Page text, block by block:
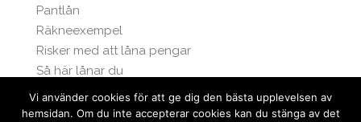
Pantlån
Räkneexempel
Risker med att låna pengar
Så här lånar du
Smslån utan ränta
Vi använder cookies för att ge dig den bästa upplevelsen av
hemsidan. Om du inte accepterar cookies kan du stänga av det